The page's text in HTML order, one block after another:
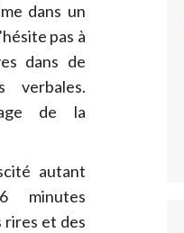
dans un
pas à
dans de
verbales.
de la
autant
minutes
rires et des